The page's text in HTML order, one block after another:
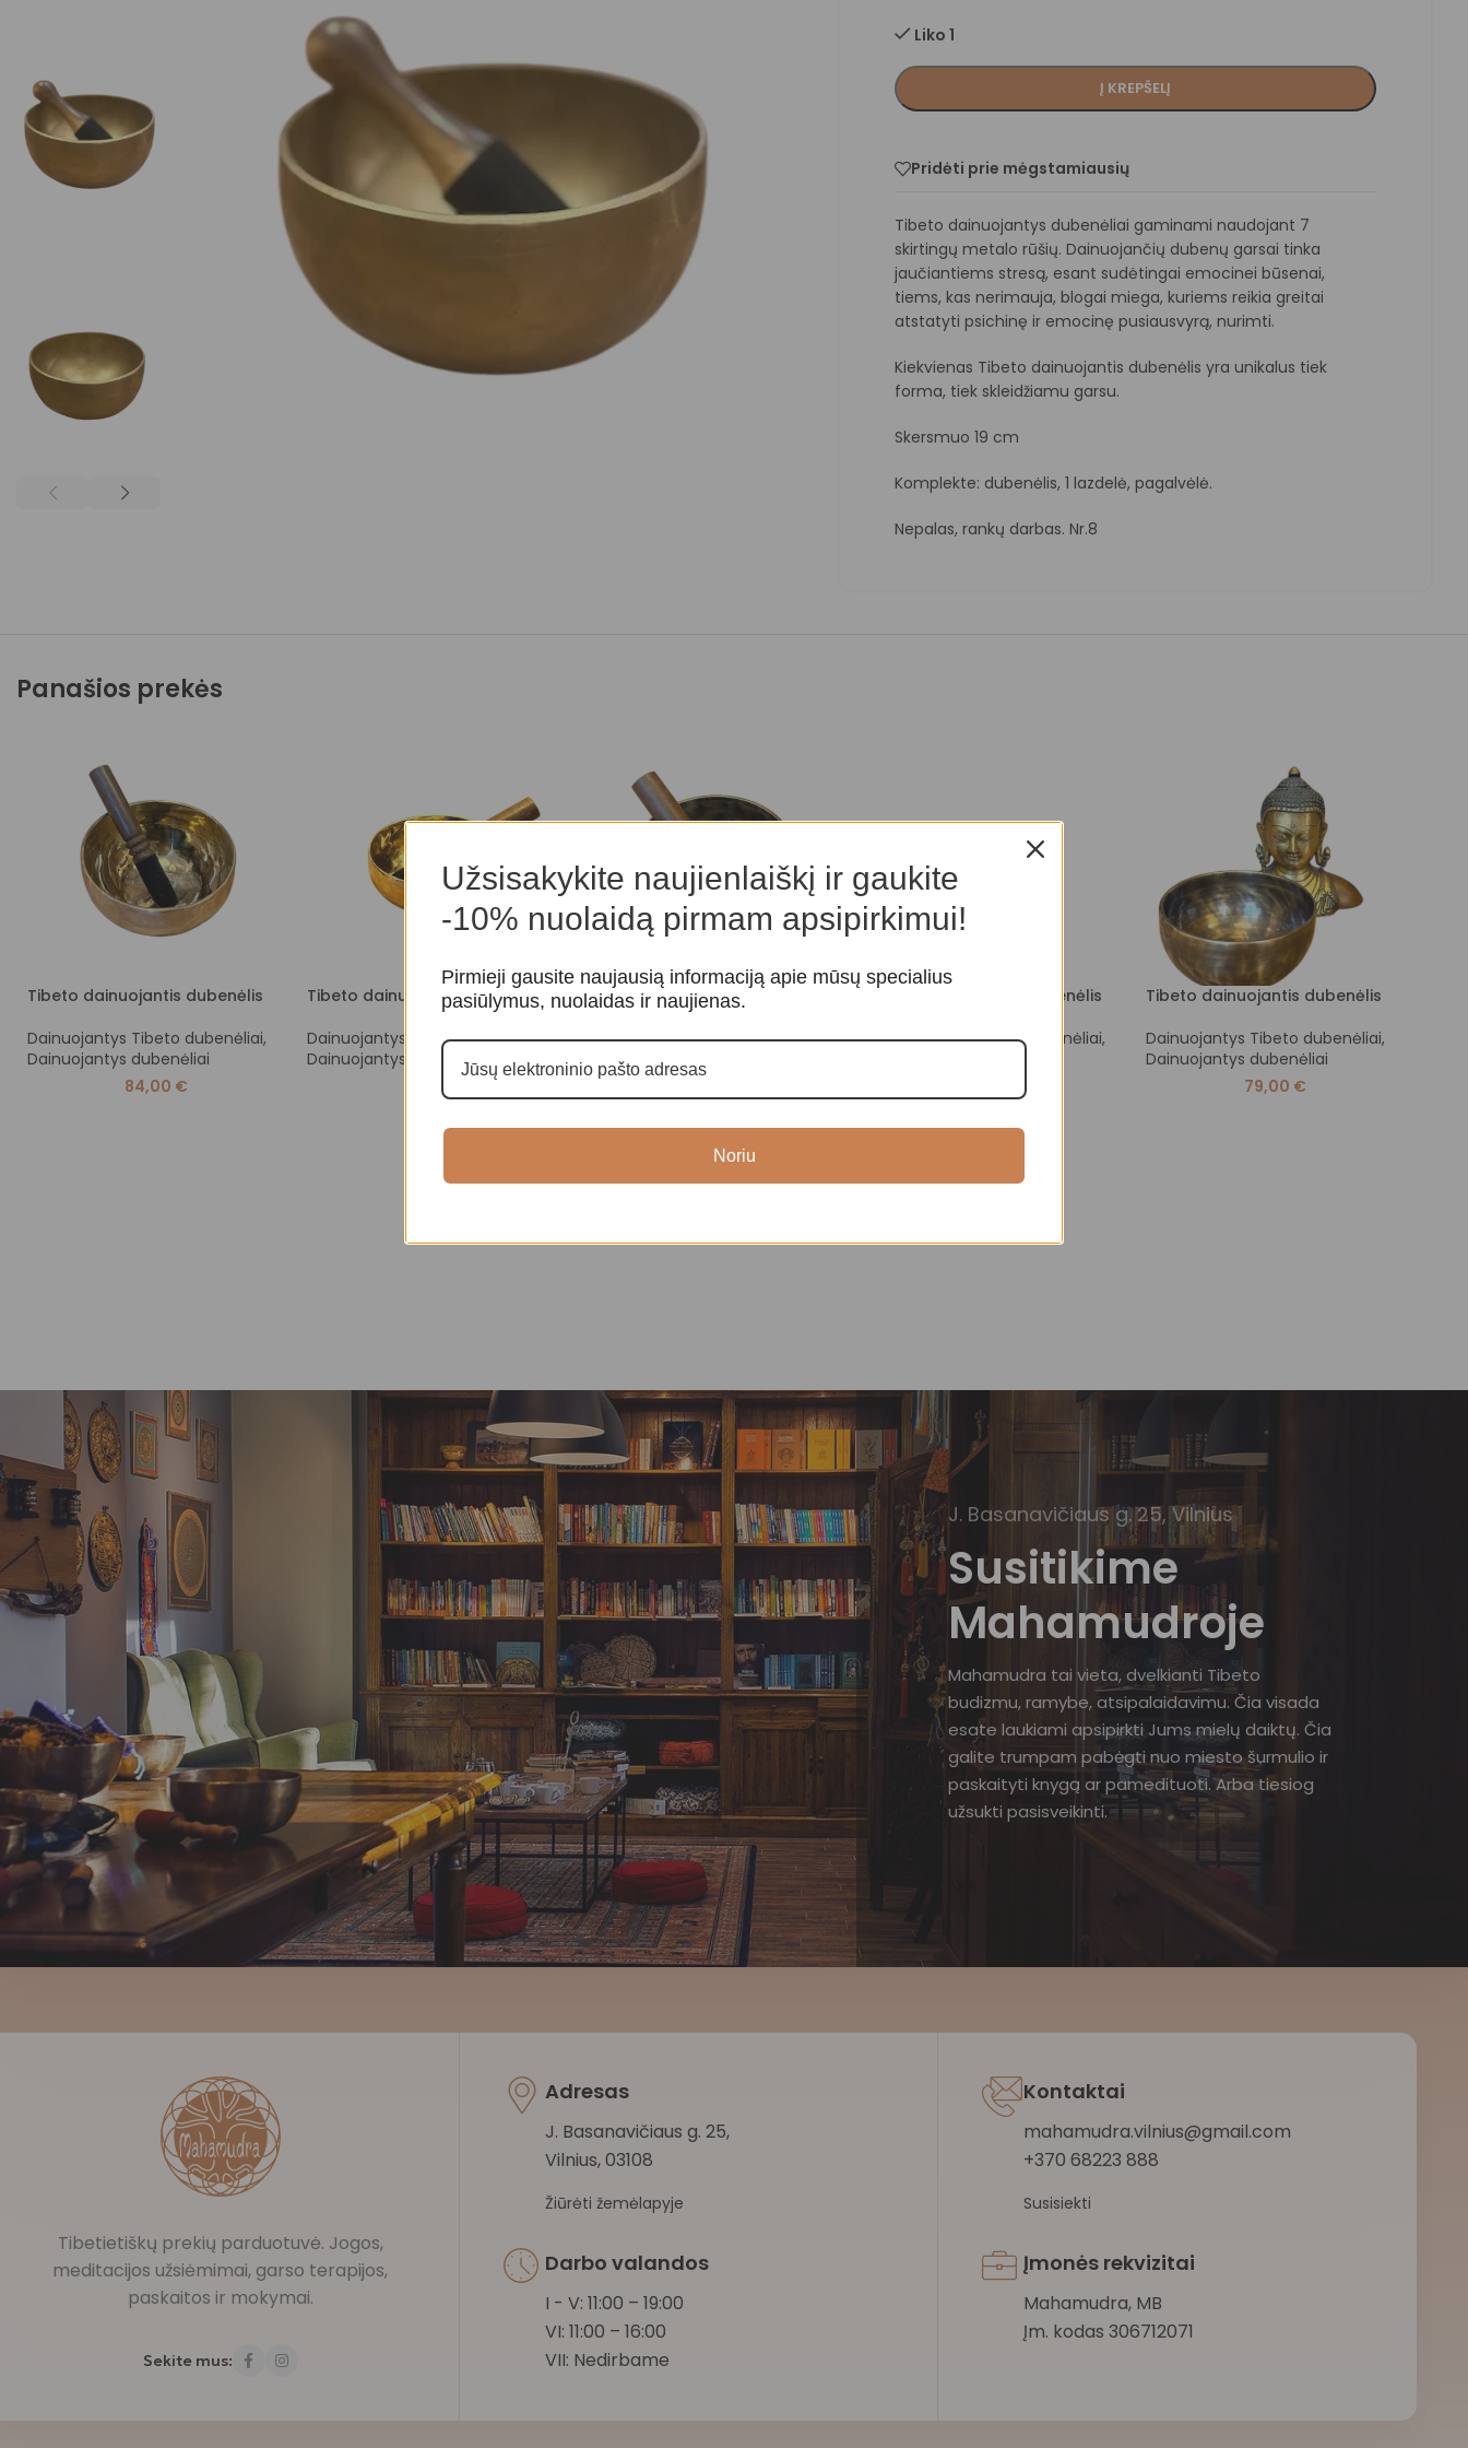
Liko 1
Į KREPŠELĮ
Pridėti prie mėgstamiausių
Tibeto dainuojantys dubenėliai gaminami naudojant 7
skirtingų metalo rūšių. Dainuojančių dubenų garsai tinka
jaučiantiems stresą, esant sudėtingai emocinei būsenai,
tiems, kas nerimauja, blogai miega, kuriems reikia greitai
atstatyti psichinę ir emocinę pusiausvyrą, nurimti.
Kiekvienas Tibeto dainuojantis dubenėlis yra unikalus tiek
forma, tiek skleidžiamu garsu.
Skersmuo 19 cm
Komplekte: dubenėlis, 1 lazdelė, pagalvėlė.
Nepalas, rankų darbas. Nr.8
Panašios prekės
Tibeto dainuojantis dubenėlis
Dainuojantys Tibeto dubenėliai,
Dainuojantys dubenėliai
84,00 €
Tibeto dainuojantis dubenėlis
Dainuojantys Tibeto dubenėliai,
Dainuojantys dubenėliai
Tibeto dainuojantis dubenėlis
Dainuojantys Tibeto dubenėliai,
Dainuojantys dubenėliai
Tibeto dainuojantis dubenėlis
Dainuojantys Tibeto dubenėliai,
Tibeto dainuojantis dubenėlis
Dainuojantys Tibeto dubenėliai,
Dainuojantys dubenėliai
79,00 €
J. Basanavičiaus g. 25, Vilnius
Susitikime
Mahamudroje
Mahamudra tai vieta, dvelkianti Tibeto
budizmu, ramybe, atsipalaidavimu. Čia visada
esate laukiami apsipirkti Jums mielų daiktų. Čia
galite trumpam pabėgti nuo miesto šurmulio ir
paskaityti knygą ar pamedituoti. Arba tiesiog
užsukti pasisveikinti.
Tibetietiškų prekių parduotuvė. Jogos,
meditacijos užsiėmimai, garso terapijos,
paskaitos ir mokymai.
Sekite mus:
Adresas
J. Basanavičiaus g. 25,
Vilnius, 03108
Žiūrėti žemėlapyje
Darbo valandos
I - V: 11:00 – 19:00
VI: 11:00 – 16:00
VII: Nedirbame
Kontaktai
mahamudra.vilnius@gmail.com
+370 68223 888
Susisiekti
Įmonės rekvizitai
Mahamudra, MB
Įm. kodas 306712071
Užsisakykite naujienlaiškį ir gaukite
-10% nuolaidą pirmam apsipirkimui!
Pirmieji gausite naujausią informaciją apie mūsų specialius
pasiūlymus, nuolaidas ir naujienas.
Noriu